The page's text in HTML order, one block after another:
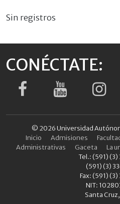
Sin registros
CONÉCTATE:
© 2026 Universidad
Inicio
Admisiones
Administrativas
Gaceta La
Tel.: (591) (3)
(591) (3)
Fax: (591)
NIT:
Santa